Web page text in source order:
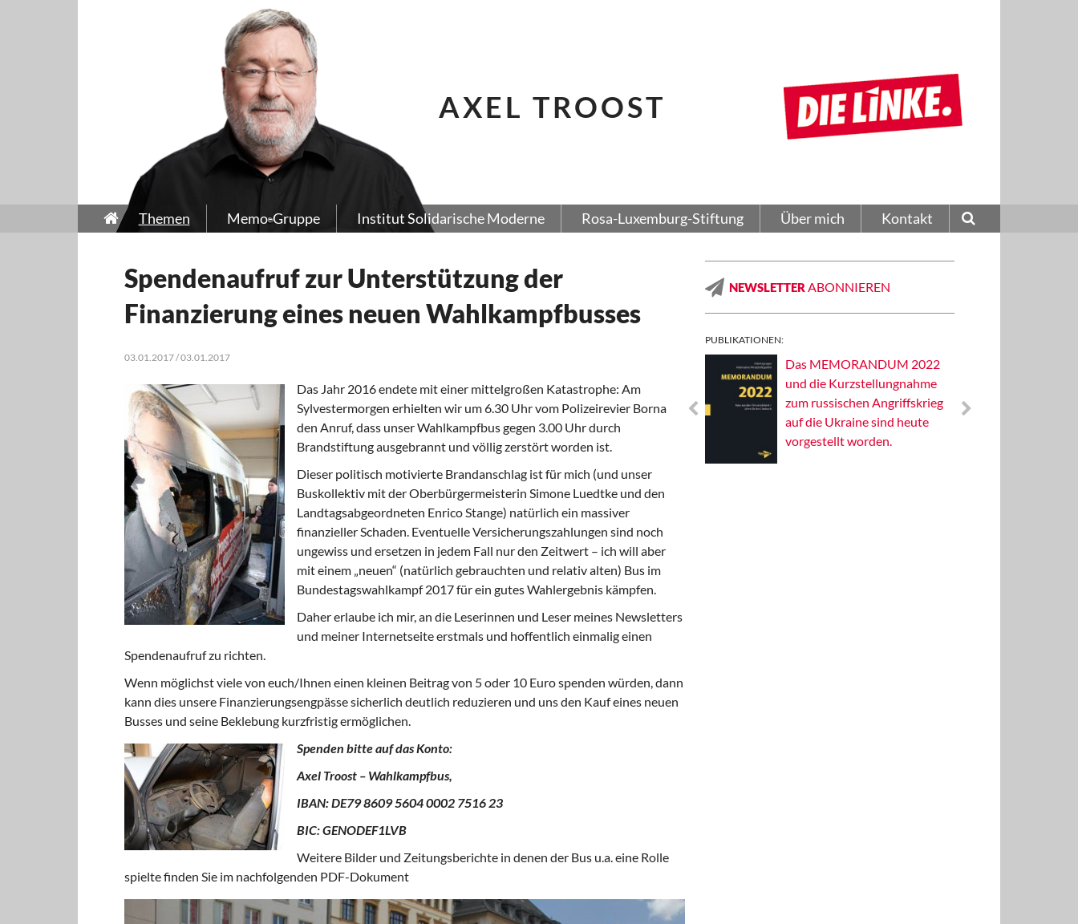
AXEL TROOST
Themen Memo-Gruppe Institut Solidarische Moderne Rosa-Luxemburg-Stiftung Über mich Kontakt
Spendenaufruf zur Unterstützung der
Finanzierung eines neuen Wahlkampfbusses
03.01.2017 / 03.01.2017
Das Jahr 2016 endete mit einer mittelgroßen Katastrophe: Am
Sylvestermorgen erhielten wir um 6.30 Uhr vom Polizeirevier Borna
den Anruf, dass unser Wahlkampfbus gegen 3.00 Uhr durch
Brandstiftung ausgebrannt und völlig zerstört worden ist.
Dieser politisch motivierte Brandanschlag ist für mich (und unser
Buskollektiv mit der Oberbürgermeisterin Simone Luedtke und den
Landtagsabgeordneten Enrico Stange) natürlich ein massiver
finanzieller Schaden. Eventuelle Versicherungszahlungen sind noch
ungewiss und ersetzen in jedem Fall nur den Zeitwert – ich will aber
mit einem „neuen“ (natürlich gebrauchten und relativ alten) Bus im
Bundestagswahlkampf 2017 für ein gutes Wahlergebnis kämpfen.
Daher erlaube ich mir, an die Leserinnen und Leser meines Newsletters
und meiner Internetseite erstmals und hoffentlich einmalig einen
Spendenaufruf zu richten.
Wenn möglichst viele von euch/Ihnen einen kleinen Beitrag von 5 oder 10 Euro spenden würden, dann
kann dies unsere Finanzierungsengpässe sicherlich deutlich reduzieren und uns den Kauf eines neuen
Busses und seine Beklebung kurzfristig ermöglichen.
Spenden bitte auf das Konto:
Axel Troost – Wahlkampfbus,
IBAN: DE79 8609 5604 0002 7516 23
BIC: GENODEF1LVB
Weitere Bilder und Zeitungsberichte in denen der Bus u.a. eine Rolle
spielte finden Sie im nachfolgenden PDF-Dokument
NEWSLETTER ABONNIEREN
PUBLIKATIONEN:
Mosaiklinke Perspektiven
Das MEMORANDUM 2022
und die Kurzstellungnahme
zum russischen Angriffskrieg
auf die Ukraine sind heute
vorgestellt worden.